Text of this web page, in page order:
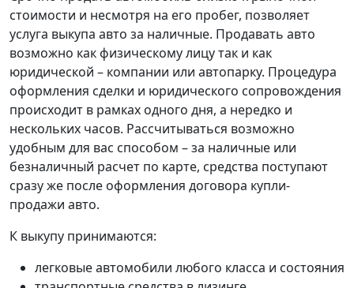
стоимости и несмотря на его пробег, позволяет
услуга выкупа авто за наличные. Продавать авто
возможно как физическому лицу так и как
юридической – компании или автопарку. Процедура
оформления сделки и юридического сопровождения
происходит в рамках одного дня, а нередко и
нескольких часов. Рассчитываться возможно
удобным для вас способом – за наличные или
безналичный расчет по карте, средства поступают
сразу же после оформления договора купли-
продажи авто.
К выкупу принимаются:
легковые автомобили любого класса и состояния